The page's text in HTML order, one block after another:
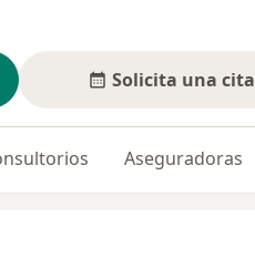
Solicita una cita
Aseguradoras